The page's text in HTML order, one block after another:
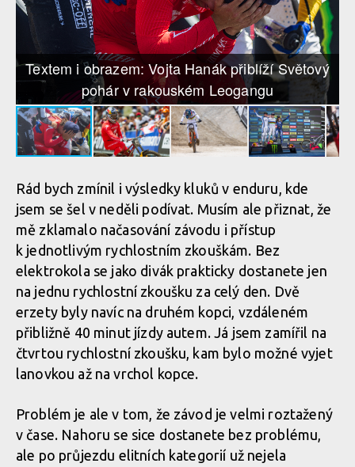
Textem i obrazem: Vojta Hanák přiblíží Světový
pohár v rakouském Leogangu
Rád bych zmínil i výsledky kluků v enduru, kde
jsem se šel v neděli podívat. Musím ale přiznat, že
mě zklamalo načasování závodu i přístup
k jednotlivým rychlostním zkouškám. Bez
elektrokola se jako divák prakticky dostanete jen
na jednu rychlostní zkoušku za celý den. Dvě
erzety byly navíc na druhém kopci, vzdáleném
přibližně 40 minut jízdy autem. Já jsem zamířil na
čtvrtou rychlostní zkoušku, kam bylo možné vyjet
lanovkou až na vrchol kopce.
Problém je ale v tom, že závod je velmi roztažený
v čase. Nahoru se sice dostanete bez problému,
ale po průjezdu elitních kategorií už nejela